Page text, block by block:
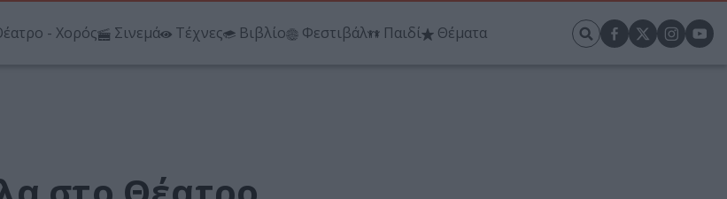
- Χορός Σινεμά Τέχνες Βιβλίο Φεστιβάλ Παιδί Θέματα